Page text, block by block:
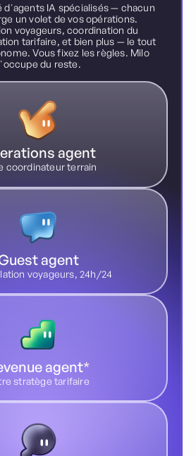
d'agents IA spécialisés — chacun
un volet de vos opérations.
voyageurs, coordination du
tarifaire, et bien plus — le tout
Vous fixez les règles. Milo
du reste.
agent
coordinateur terrain
agent
voyageurs, 24h/24
agent*
stratège tarifaire